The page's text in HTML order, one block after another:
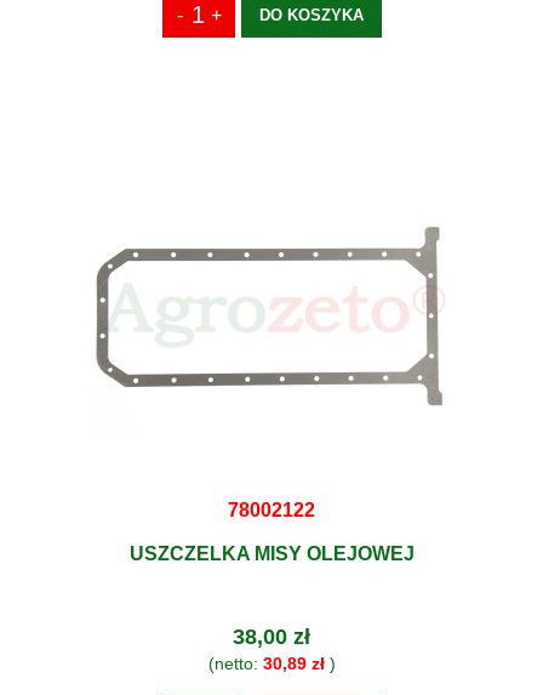
DO KOSZYKA
78002122
USZCZELKA MISY OLEJOWEJ
38,00 zł
(netto: 30,89 zł)